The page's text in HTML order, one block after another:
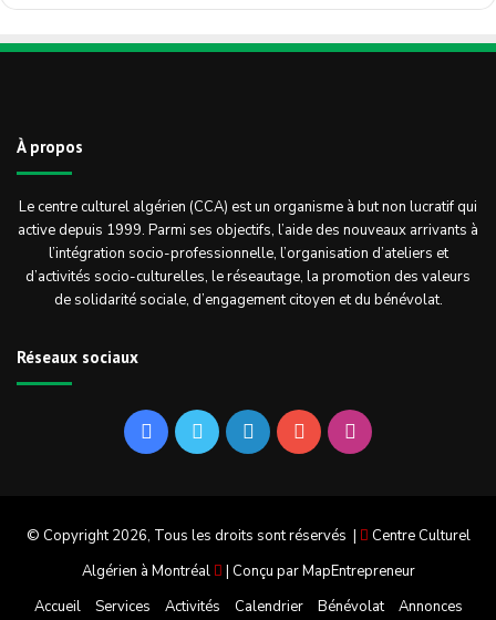
À propos
Le centre culturel algérien (CCA) est un organisme à but non lucratif qui
active depuis 1999. Parmi ses objectifs, l’aide des nouveaux arrivants à
l’intégration socio-professionnelle, l’organisation d’ateliers et
d’activités socio-culturelles, le réseautage, la promotion des valeurs
de solidarité sociale, d’engagement citoyen et du bénévolat.
Réseaux sociaux
FacebookTwitterLinkedinYouTubeInstagram
© Copyright 2026, Tous les droits sont réservés |
Centre Culturel
Algérien à Montréal
| Conçu parMapEntrepreneur
Accueil
Services Activités Calendrier Bénévolat Annonces